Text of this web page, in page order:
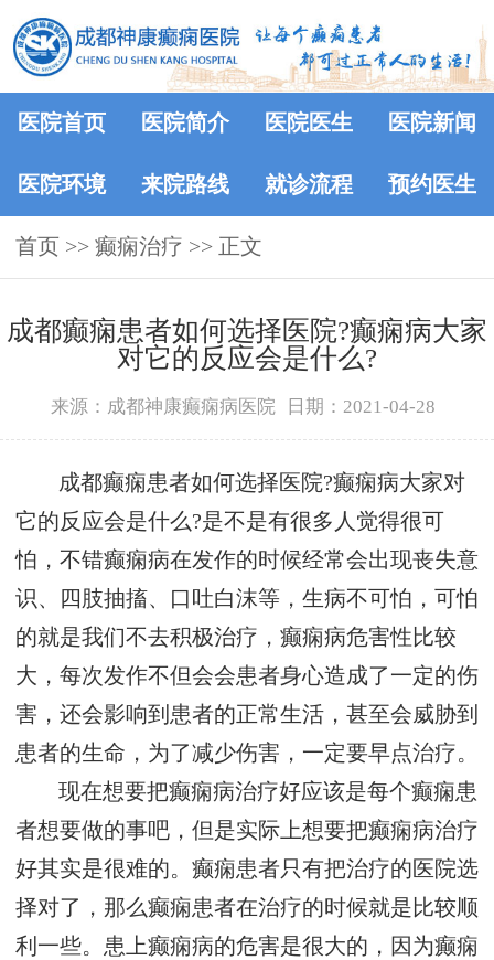
医院首页 医院简介 医院医生 医院新闻
医院环境 来院路线 就诊流程 预约医生
首页 >> 癫痫治疗 >> 正文
​成都癫痫患者如何选择医院?癫痫病大家
对它的反应会是什么?
来源：成都神康癫痫病医院 日期：2021-04-28
成都癫痫患者如何选择医院?癫痫病大家对
它的反应会是什么?是不是有很多人觉得很可
怕，不错癫痫病在发作的时候经常会出现丧失意
识、四肢抽搐、口吐白沫等，生病不可怕，可怕
的就是我们不去积极治疗，癫痫病危害性比较
大，每次发作不但会会患者身心造成了一定的伤
害，还会影响到患者的正常生活，甚至会威胁到
患者的生命，为了减少伤害，一定要早点治疗。
现在想要把癫痫病治疗好应该是每个癫痫患
者想要做的事吧，但是实际上想要把癫痫病治疗
好其实是很难的。癫痫患者只有把治疗的医院选
择对了，那么癫痫患者在治疗的时候就是比较顺
利一些。患上癫痫病的危害是很大的，因为癫痫